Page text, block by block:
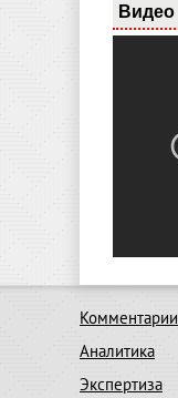
Видео
Комментарии
Аналитика
Экспертиза